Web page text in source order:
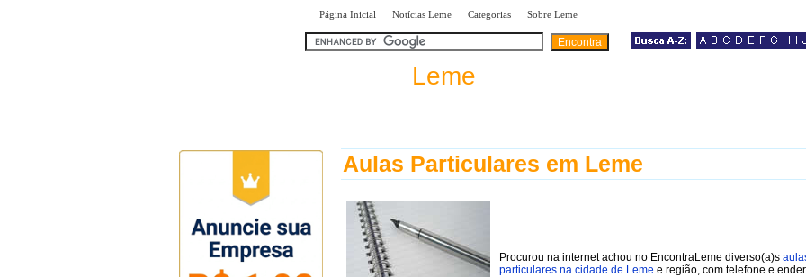
Página Inicial Notícias Leme Categorias Sobre Leme
Leme
Aulas Particulares em Leme
Procurou na internet achou no EncontraLeme diverso(a)s
particulares na cidade de Leme e região, com telefone e